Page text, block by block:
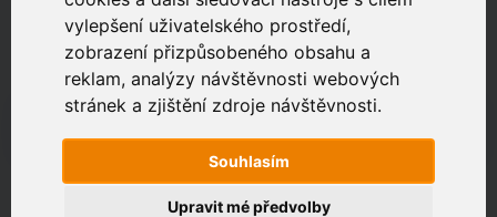
vylepšení uživatelského prostředí,
zobrazení přizpůsobeného obsahu a
reklam, analýzy návštěvnosti webových
stránek a zjištění zdroje návštěvnosti.
Souhlasím
Upravit mé předvolby
Zákaznický portál
Jak rychlé je připojení na vaší adrese?